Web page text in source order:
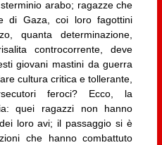
arabo; ragazze che
di Gaza, coi loro fagottini
quanta determinazione,
controcorrente, deve
giovani mastini da guerra
cultura critica e tollerante,
feroci? Ecco, la
quei ragazzi non hanno
loro avi; il passaggio si è
che hanno combattuto